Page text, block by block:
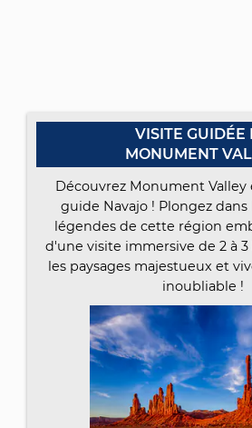
VISITE GUIDÉE
MONUMENT
Découvrez Monument Valley
guide Navajo ! Plongez
légendes de cette région
d'une visite immersive de 2 à 3
les paysages majestueux et
inoubliable !